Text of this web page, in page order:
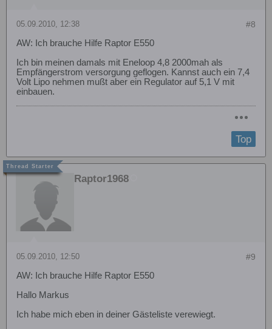
#8
05.09.2010, 12:38
AW: Ich brauche Hilfe Raptor E550
Ich bin meinen damals mit Eneloop 4,8 2000mah als
Empfängerstrom versorgung geflogen. Kannst auch ein 7,4
Volt Lipo nehmen mußt aber ein Regulator auf 5,1 V mit
einbauen.
Top
Raptor1968
#9
05.09.2010, 12:50
AW: Ich brauche Hilfe Raptor E550
Hallo Markus
Ich habe mich eben in deiner Gästeliste verewiegt.